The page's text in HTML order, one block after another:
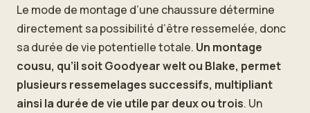
Le mode de montage d’une chaussure détermine
directement sa possibilité d’être ressemelée, donc
sa durée de vie potentielle totale. Un montage
cousu, qu’il soit Goodyear welt ou Blake, permet
plusieurs ressemelages successifs, multipliant
ainsi la durée de vie utile par deux ou trois. Un